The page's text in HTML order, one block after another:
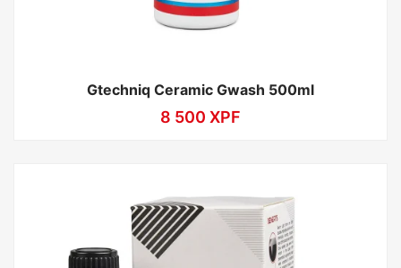
Gtechniq Ceramic Gwash 500ml
8 500 XPF